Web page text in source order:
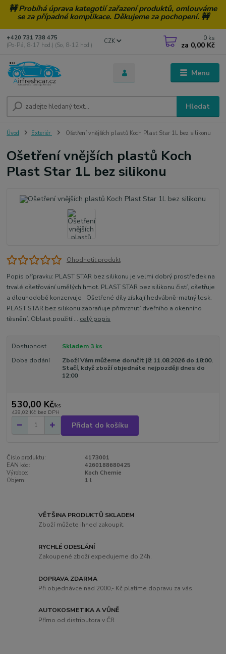
🚧 Probíhá úprava kategotií zařazení produktů, omlouváme
se za případné komplikace. Děkujeme za pochopení. 🚧
Menu
CZK
Hledat
+420 731 738 475
(Po-Pá, 8-17 hod.) (So, 8-12 hod.)
0 ks
za 0,00 Kč
Úvod Exteriér Ošetření vnějších plastů Koch Plast Star 1L bez silikonu
Ošetření vnějších plastů Koch
Plast Star 1L bez silikonu
Ohodnotit produkt
Popis přípravku: PLAST STAR bez silikonu je velmi dobrý prostředek na
trvalé ošetřování umělých hmot. PLAST STAR bez silikonu čistí, ošetřuje
a dlouhodobě konzervuje . Ošetřené díly získají hedvábně-matný lesk.
PLAST STAR bez silikonu zabraňuje přimrznutí dveřního a okenního
těsnění. Oblast použití:... celý popis
Dostupnost
Skladem 3 ks
Doba dodání
Zboží Vám můžeme doručit již 11.08.2026 do 18:00.
Stačí, když zboží objednáte nejpozději dnes do
12:00
530,00 Kč/ks
438,02 Kč bez DPH
Přidat do košíku
Číslo produktu:
4173001
EAN kód:
4260188680425
Výrobce:
Koch Chemie
Objem:
1 l
VĚTŠINA PRODUKTŮ SKLADEM
Zboží můžete ihned zakoupit.
RYCHLÉ ODESLÁNÍ
Zakoupené zboží expedujeme do 24h.
DOPRAVA ZDARMA
Při objednávce nad 2000,- Kč platíme dopravu za vás.
AUTOKOSMETIKA A VŮNĚ
Přímo od distributora v ČR